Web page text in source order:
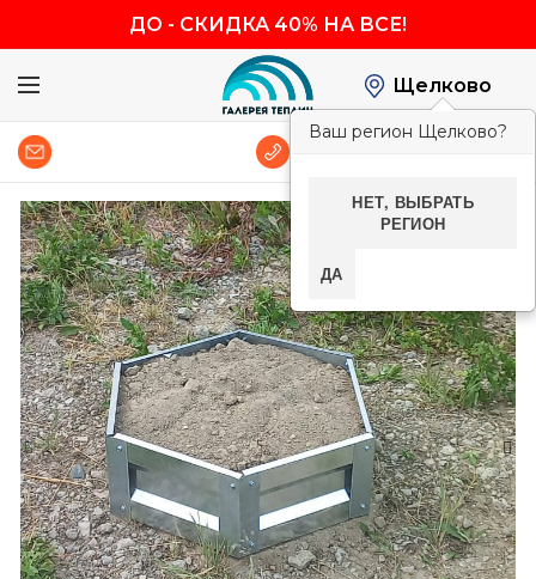
ДО - СКИДКА 40% НА ВСЕ!
Щелково
Ваш регион Щелково?
НЕТ, ВЫБРАТЬ
РЕГИОН
ДА